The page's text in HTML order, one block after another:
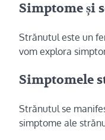
Simptome și
Strănutul este un
vom explora
Simptomele
Strănutul se
simptome ale